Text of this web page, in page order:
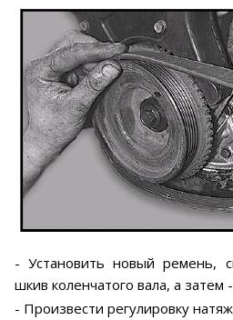
- Установить новый ремень,
шкив коленчатого вала, а затем
- Произвести регулировку